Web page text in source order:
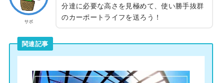
サボ
分達に必要な高さを見極めて、使い勝手抜群
のカーポートライフを送ろう！
関連記事